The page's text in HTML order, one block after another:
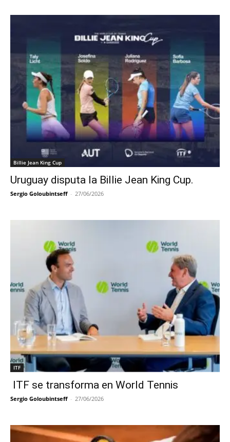
Billie Jean King Cup
Uruguay disputa la Billie Jean King Cup.
Sergio Goloubintseff - 27/06/2026
ITF
ITF se transforma en World Tennis
Sergio Goloubintseff - 27/06/2026